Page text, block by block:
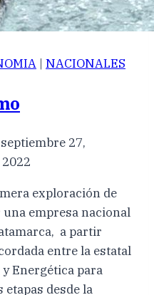
| NACIONALES
septiembre 27,
exploración de
empresa nacional
a partir
entre la estatal
Energética para
desde la